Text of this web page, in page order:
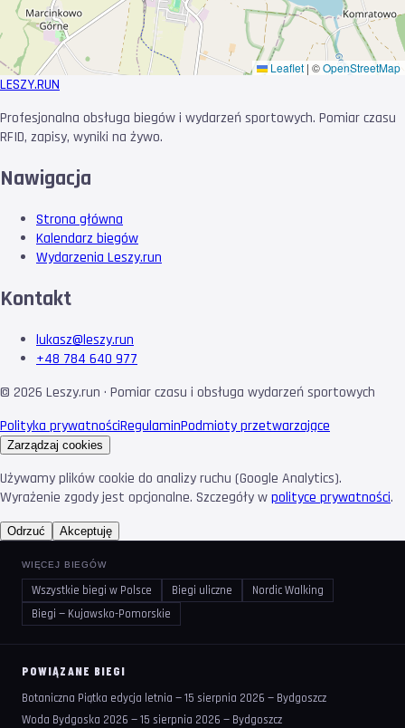
Leaflet | ©OpenStreetMap
LESZY.RUN
Profesjonalna obsługa biegów i wydarzeń sportowych. Pomiar czasu
RFID, zapisy, wyniki na żywo.
Nawigacja
Strona główna
Kalendarz biegów
Wydarzenia Leszy.run
Kontakt
lukasz@leszy.run
+48 784 640 977
© 2026 Leszy.run · Pomiar czasu i obsługa wydarzeń sportowych
Polityka prywatnościRegulaminPodmioty przetwarzające
Zarządzaj cookies
Używamy plików cookie do analizy ruchu (Google Analytics).
Wyrażenie zgody jest opcjonalne. Szczegóły wpolityce prywatności.
Odrzuć Akceptuję
WIĘCEJ BIEGÓW
Wszystkie biegi w Polsce Biegi uliczne
Nordic Walking
Biegi — Kujawsko-Pomorskie
POWIĄZANE BIEGI
Botaniczna Piątka edycja letnia — 15 sierpnia 2026 — Bydgoszcz
Woda Bydgoska 2026 — 15 sierpnia 2026 — Bydgoszcz